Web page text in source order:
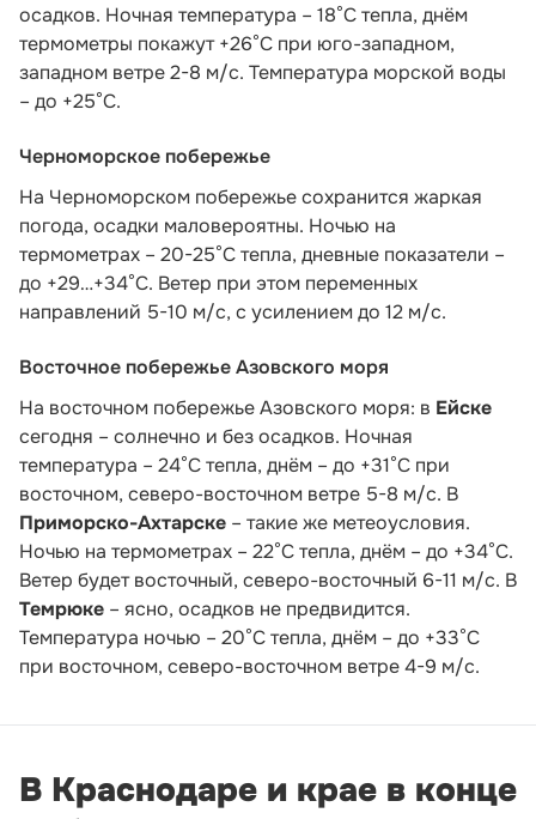
осадков. Ночная температура – 18°C тепла, днём
термометры покажут +26°C при юго-западном,
западном ветре 2-8 м/с. Температура морской воды
– до +25°C.
Черноморское побережье
На Черноморском побережье сохранится жаркая
погода, осадки маловероятны. Ночью на
термометрах – 20-25°С тепла, дневные показатели –
до +29…+34°С. Ветер при этом переменных
направлений 5-10 м/с, с усилением до 12 м/с.
Восточное побережье Азовского моря
На восточном побережье Азовского моря: в Ейске
сегодня – солнечно и без осадков. Ночная
температура – 24°С тепла, днём – до +31°С при
восточном, северо-восточном ветре 5-8 м/с. В
Приморско-Ахтарске – такие же метеоусловия.
Ночью на термометрах – 22°С тепла, днём – до +34°С.
Ветер будет восточный, северо-восточный 6-11 м/с. В
Темрюке – ясно, осадков не предвидится.
Температура ночью – 20°С тепла, днём – до +33°С
при восточном, северо-восточном ветре 4-9 м/с.
В Краснодаре и крае в конце